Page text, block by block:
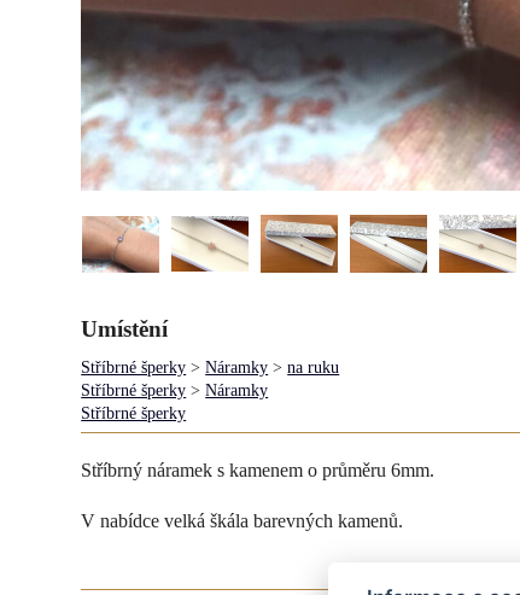
Umístění
Stříbrné šperky >Náramky >na ruku
Stříbrné šperky >Náramky
Stříbrné šperky
Stříbrný náramek s kamenem o průměru 6mm.
V nabídce velká škála barevných kamenů.